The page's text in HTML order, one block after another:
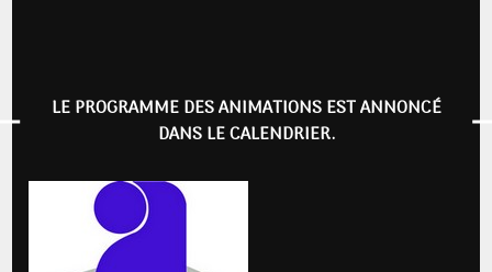
LE PROGRAMME DES ANIMATIONS EST ANNONCÉ
DANS LE CALENDRIER.